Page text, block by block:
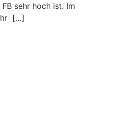
sehr hoch ist. Im
[…]